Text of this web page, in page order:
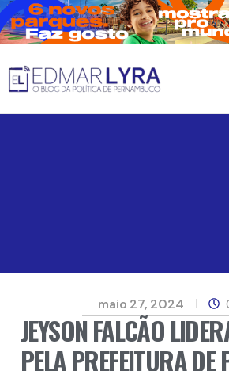
maio 27, 2024
JEYSON FALCÃO
PELA PREFEITURA DE